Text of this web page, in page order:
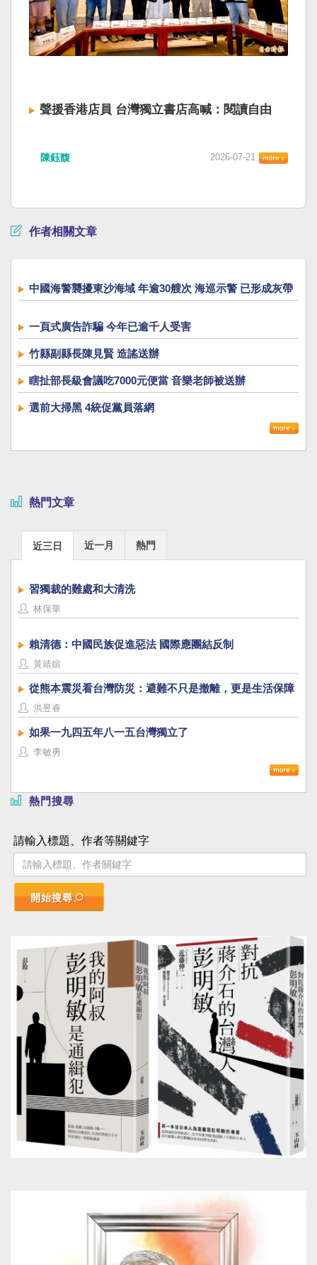
聲援香港店員 台灣獨立書店高喊：閱讀自由
陳鈺馥 2026-07-21
作者相關文章
中國海警襲擾東沙海域 年逾30艘次 海巡示警 已形成灰帶
襲擾
一頁式廣告詐騙 今年已逾千人受害
竹縣副縣長陳見賢 造謠送辦
瞎扯部長級會議吃7000元便當 音樂老師被送辦
選前大掃黑 4統促黨員落網
熱門文章
近三日 近一月 熱門
習獨裁的難處和大清洗
林保華
賴清德：中國民族促進惡法 國際應團結反制
黃靖媗
從熊本震災看台灣防災：避難不只是撤離，更是生活保障
洪昱睿
如果一九四五年八一五台灣獨立了
李敏勇
熱門搜尋
請輸入標題、作者等關鍵字
開始搜尋